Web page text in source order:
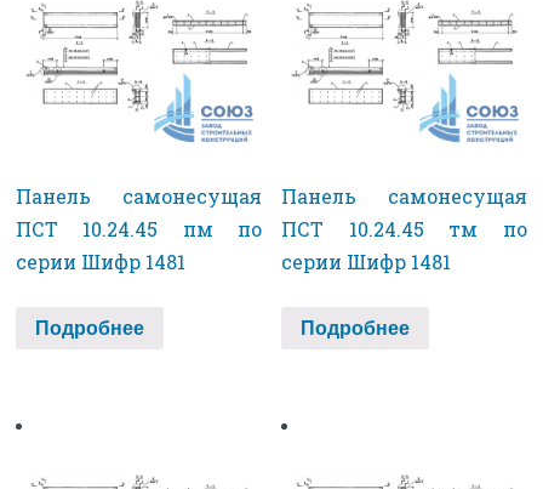
Панель самонесущая
ПСТ 10.24.45 пм по
серии Шифр 1481
Подробнее
Панель самонесущая
ПСТ 10.24.45 тм по
серии Шифр 1481
Подробнее